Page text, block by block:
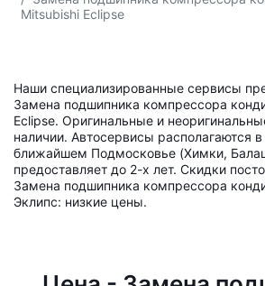
Mitsubishi Eclipse
Наши специализированные сервисы
Замена подшипника компрессора
Eclipse. Оригинальные и
наличии. Автосервисы располагаются
ближайшем Подмосковье (Химки,
предоставляет до 2-х лет. Скидки
Замена подшипника компрессора
Эклипс: низкие цены.